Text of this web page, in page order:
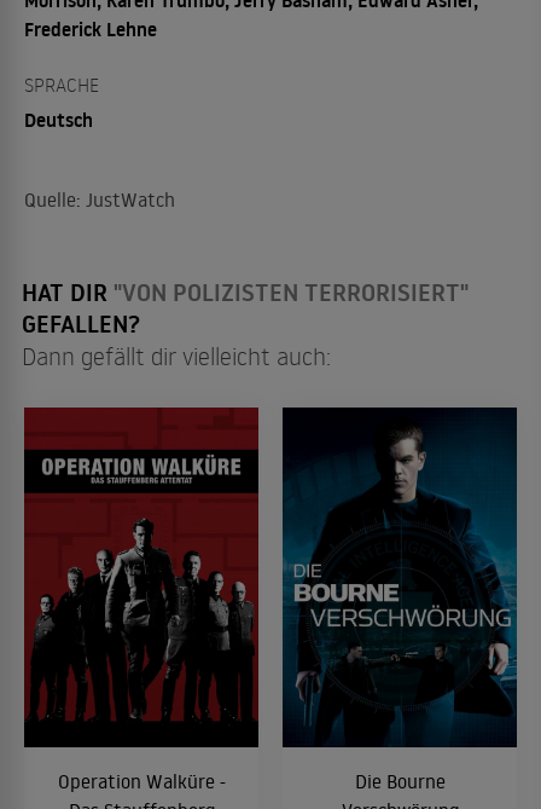
Frederick Lehne
SPRACHE
Deutsch
Quelle: JustWatch
HAT DIR "VON POLIZISTEN TERRORISIERT"
GEFALLEN?
Dann gefällt dir vielleicht auch:
Operation Walküre -
Die Bourne